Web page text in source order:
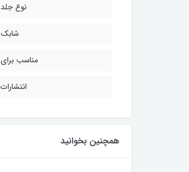
نوع جلد
شابك
مناسب براي
انتشارات
همچنین بخوانید